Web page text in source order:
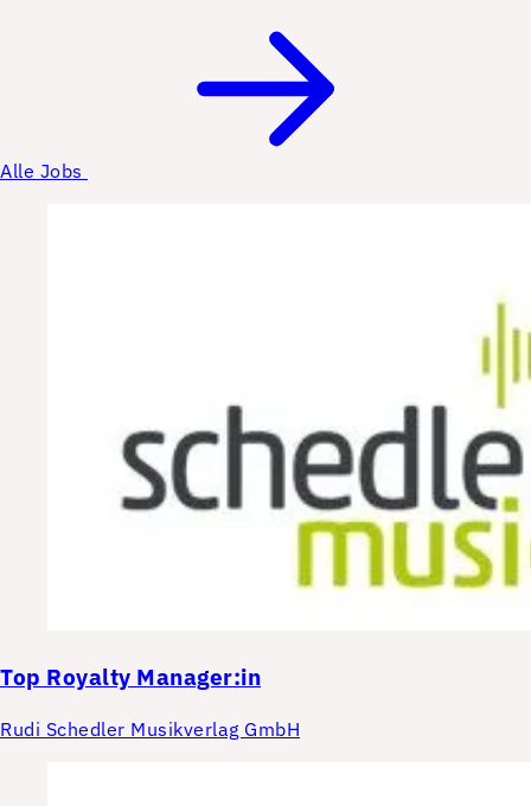
Alle Jobs
Top Royalty Manager:in
Rudi Schedler Musikverlag GmbH